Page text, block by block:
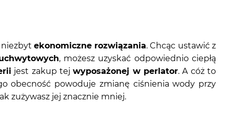
niezbyt ekonomiczne rozwiązania. Chcąc ustawić z
, możesz uzyskać odpowiednio ciepłą
jest zakup tejwyposażonej w perlator. A cóż to
obecność powoduje zmianę ciśnienia wody przy
zużywasz jej znacznie mniej.